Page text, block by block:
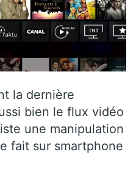
la dernière
bien le flux vidéo
une manipulation
fait sur smartphone